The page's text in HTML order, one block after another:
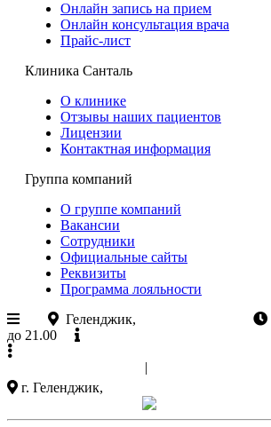
Онлайн запись на прием
Онлайн консультация врача
Прайс-лист
Клиника Санталь
О клинике
Отзывы наших пациентов
Лицензии
Контактная информация
Группа компаний
О группе компаний
Вакансии
Сотрудники
Официальные сайты
Реквизиты
Программа лояльности
Геленджик,
до 21.00
|
г. Геленджик,